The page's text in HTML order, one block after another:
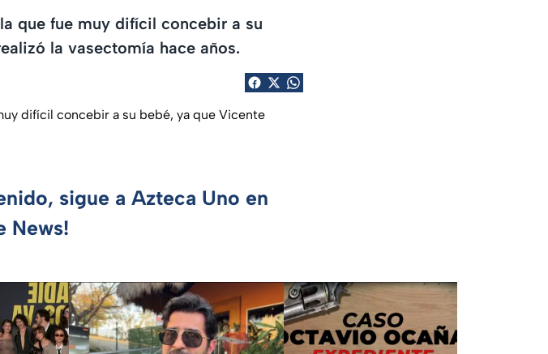
que fue muy difícil concebir a su
la vasectomía hace años.
difícil concebir a su bebé, ya que Vicente
sigue a Azteca Uno en
News!